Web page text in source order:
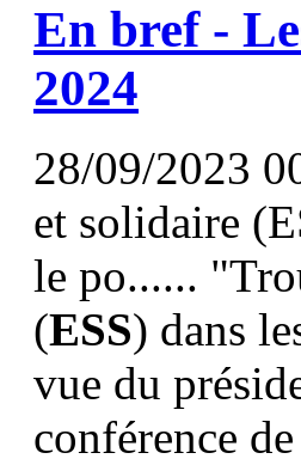
En bref -
2024
28/09/2023
et solidaire
le po......
(ESS) dans
vue du
conférence